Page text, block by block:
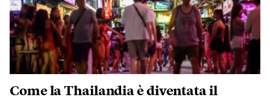
Come la Thailandia è diventata il